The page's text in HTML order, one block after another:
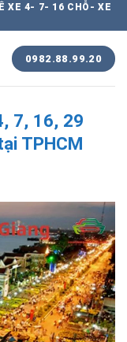
XE 4- 7- 16 CHỖ- XE
0982.88.99.20
7, 16, 29
TPHCM